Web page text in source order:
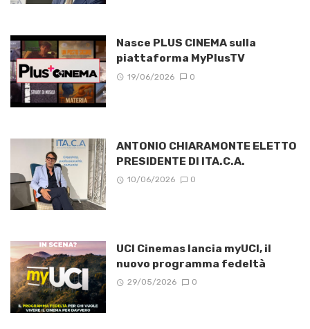
Nasce PLUS CINEMA sulla
piattaforma MyPlusTV
19/06/2026 0
ANTONIO CHIARAMONTE ELETTO
PRESIDENTE DI ITA.C.A.
10/06/2026 0
UCI Cinemas lancia myUCI, il
nuovo programma fedeltà
29/05/2026 0